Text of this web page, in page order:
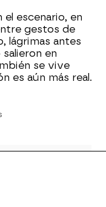
el escenario, en
gestos de
lágrimas antes
en
se vive
es aún más real.